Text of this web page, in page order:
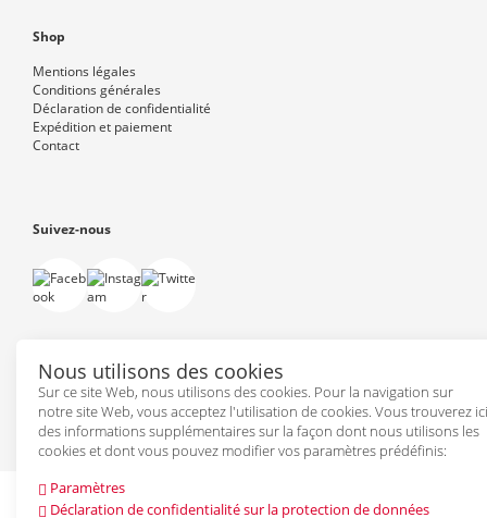
Nous utilisons des cookies
Sur ce site Web, nous utilisons des cookies. Pour la navigation sur
notre site Web, vous acceptez l'utilisation de cookies. Vous trouverez ici
des informations supplémentaires sur la façon dont nous utilisons les
cookies et dont vous pouvez modifier vos paramètres prédéfinis:
Paramètres
Déclaration de confidentialité sur la protection de données
Shop
Mentions légales
Conditions générales
Déclaration de confidentialité
Expédition et paiement
Contact
Suivez-nous
Powered byPepperShop